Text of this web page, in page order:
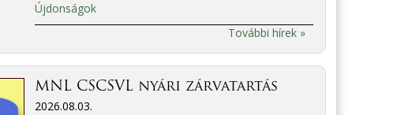
Újdonságok
További hírek »
MNL CSCSVL nyári zárvatartás
2026.08.03.